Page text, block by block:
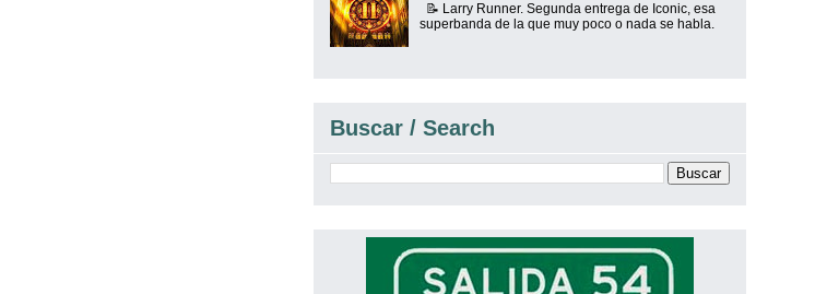
📝 Larry Runner. Segunda entrega de Iconic, esa
superbanda de la que muy poco o nada se habla.
Buscar / Search